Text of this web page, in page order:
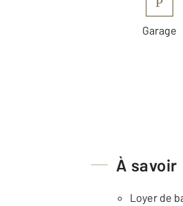
Garage
À savoir
Loyer de